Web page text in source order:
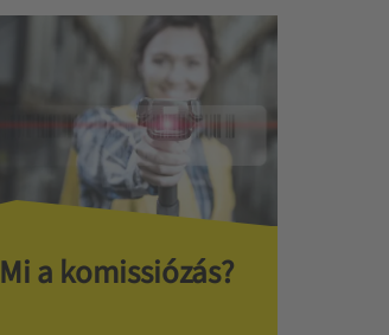
Mi a komissiózás?